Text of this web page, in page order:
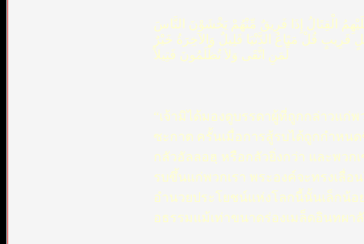
الْقِتَالُ إِذَا فَرِيقٌ مِّنْهُمْ يَخْشَوْنَ النَّاسَ
قَرِيبٍ قُلْ مَتَاعُ الدَّنْيَا قَلِيلٌ وَالآخِرَةُ خَيْرٌ
لِّمَنِ اتَّقَى وَلاَ تُظْلَمُونَ فَتِيلاً
“เจ้ามิได้มองดูบรรดาผู้ที่ถูกกล่าวแก่
ซะกาต ครั้นเมื่อการสู้รบได้ถูกกำหน
กลัวอัลลอฮฺ หรือกลัวยิ่งกว่า และพวก
รบขึ้นแก่พวกเรา พระองค์จะทรงเลื่อ
อำนวยประโยชน์แห่งโลกนี้นั้นเล็กน้อ
อธรรมแม้เท่าขนาดร่องเมล็ดอินทผาลั